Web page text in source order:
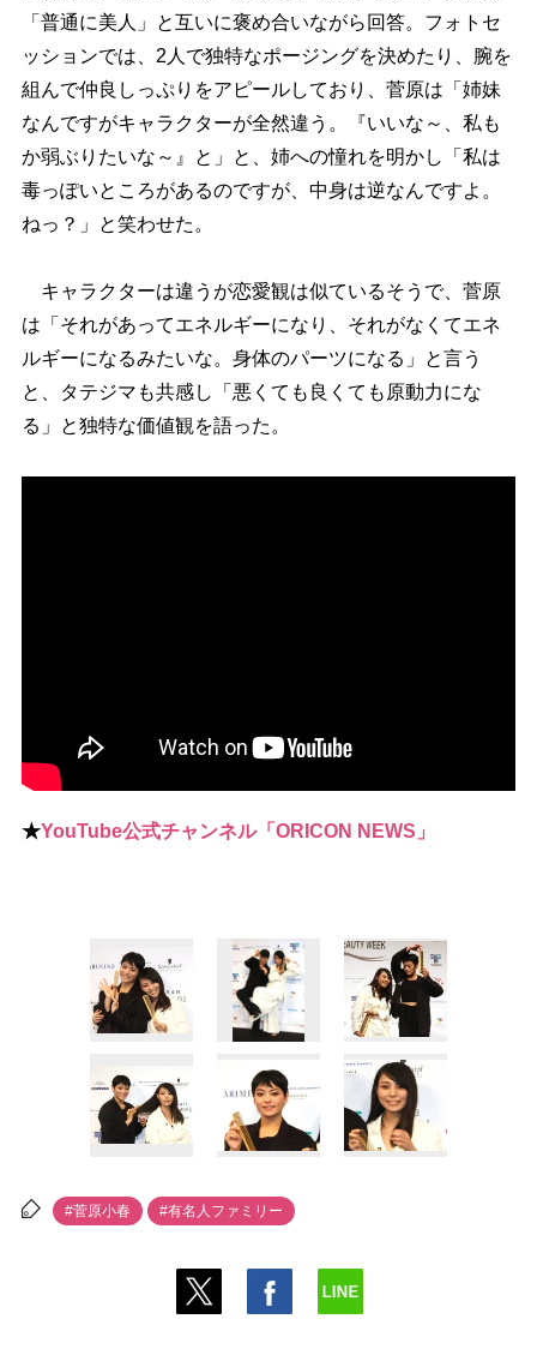
「普通に美人」と互いに褒め合いながら回答。フォトセ
ッションでは、2人で独特なポージングを決めたり、腕を
組んで仲良しっぷりをアピールしており、菅原は「姉妹
なんですがキャラクターが全然違う。『いいな～、私も
か弱ぶりたいな～』と」と、姉への憧れを明かし「私は
毒っぽいところがあるのですが、中身は逆なんですよ。
ねっ？」と笑わせた。
キャラクターは違うが恋愛観は似ているそうで、菅原
は「それがあってエネルギーになり、それがなくてエネ
ルギーになるみたいな。身体のパーツになる」と言う
と、タテジマも共感し「悪くても良くても原動力にな
る」と独特な価値観を語った。
★YouTube公式チャンネル「ORICON NEWS」
#菅原小春 #有名人ファミリー